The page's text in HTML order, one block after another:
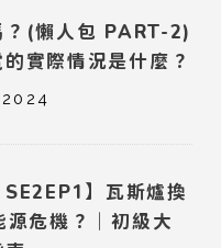
？(懶人包 PART-2)
實際情況是什麼？
SE2EP1】瓦斯爐換
危機？｜初級大